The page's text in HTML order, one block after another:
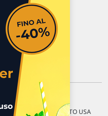
di 15 min. / MERCATO USA